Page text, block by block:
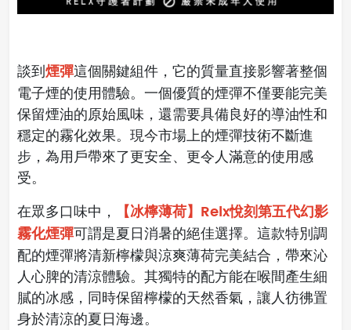
談到煙彈這個關鍵組件，它的質量直接影響著整個
電子煙的使用體驗。一個優質的煙彈不僅要能完美
保留煙油的原始風味，還需要具備良好的導油性和
穩定的霧化效果。現今市場上的煙彈技術不斷進
步，為用戶帶來了更安全、更令人滿意的使用感
受。
在眾多口味中，
【冰檸薄荷】Relx悅刻第五代幻影
霧化煙彈可謂是夏日消暑的絕佳選擇。這款特別調
配的煙彈將清新檸檬與涼爽薄荷完美結合，帶來沁
人心脾的清涼體驗。其獨特的配方能在喉間產生細
膩的冰感，同時保留檸檬的天然香氣，讓人彷彿置
身於清涼的夏日海邊。